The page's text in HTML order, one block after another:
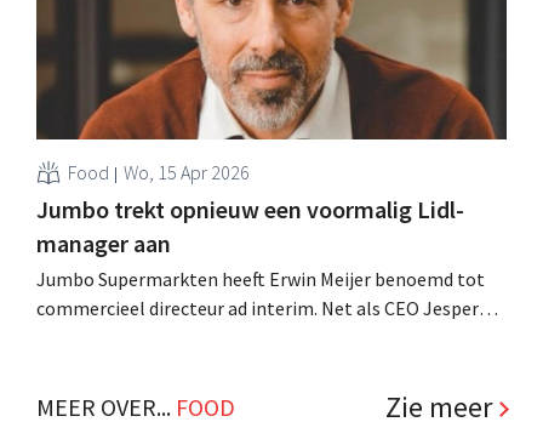
Food Wo, 15 Apr 2026
Jumbo trekt opnieuw een voormalig Lidl-
manager aan
Jumbo Supermarkten heeft Erwin Meijer benoemd tot
commercieel directeur ad interim. Net als CEO Jesper
MEER OVER... FOOD Zie meer